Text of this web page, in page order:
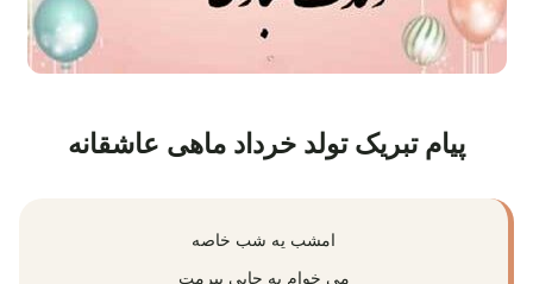
پیام تبریک تولد خرداد ماهی عاشقانه
امشب یه شب خاصه
می خوام به جایی ببرمت